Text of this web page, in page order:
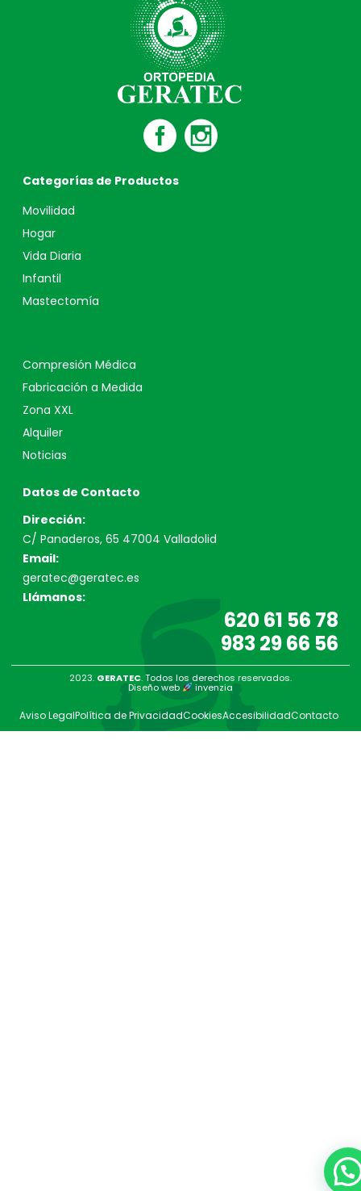
Categorías de Productos
Movilidad
Hogar
Vida Diaria
Infantil
Mastectomía
Compresión Médica
Fabricación a Medida
Zona XXL
Alquiler
Noticias
Datos de Contacto
Dirección:
C/ Panaderos, 65 47004 Valladolid
Email:
geratec@geratec.es
Llámanos:
620 61 56 78
983 29 66 56
2023. GERATEC. Todos los derechos reservados.
Diseño web invenzia
Aviso LegalPolítica de PrivacidadCookiesAccesibilidadContacto